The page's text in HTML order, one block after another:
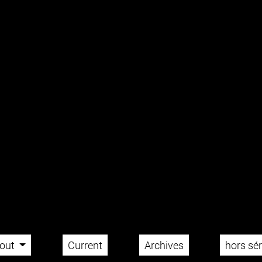
Current Archives hors